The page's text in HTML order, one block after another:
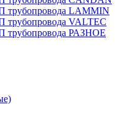
трубопровода LAMMIN
трубопровода VALTEC
трубопровода РАЗНОЕ